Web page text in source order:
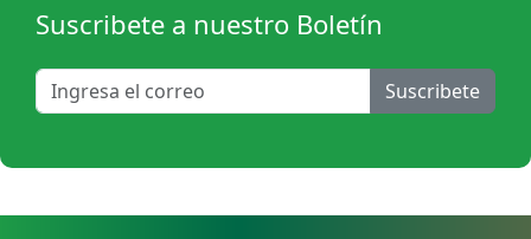
Suscribete a nuestro Boletín
Suscribete